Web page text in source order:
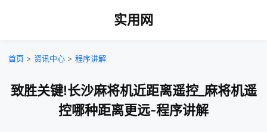
实用网
首页 > 资讯中心 > 程序讲解
致胜关键!长沙麻将机近距离遥控_麻将机遥
控哪种距离更远-程序讲解